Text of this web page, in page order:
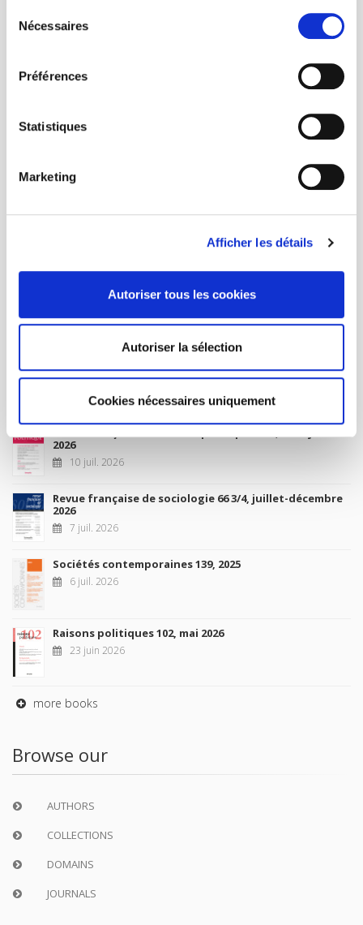
Nécessaires
Préférences
Statistiques
Marketing
Afficher les détails
Autoriser tous les cookies
Autoriser la sélection
Cookies nécessaires uniquement
SCIENCES PO UNIVERSITY PRESS has a threefold role: to publish
original research, to edit reference works for student use, and to
FOREIGN RIGHTS
CONDITIONS OF SALE
La France et l'Union européenne
4 sept. 2026
New Releases
2026
10 juil. 2026
Revue française de sociologie 66 3/4, juillet-décembre
2026
7 juil. 2026
Sociétés contemporaines 139, 2025
6 juil. 2026
Raisons politiques 102, mai 2026
23 juin 2026
more books
Browse our
AUTHORS
COLLECTIONS
DOMAINS
JOURNALS